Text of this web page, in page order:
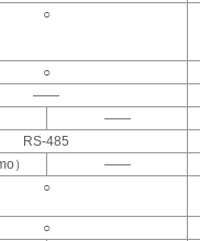
○
○
――
――
RS-485
）
――
○
○